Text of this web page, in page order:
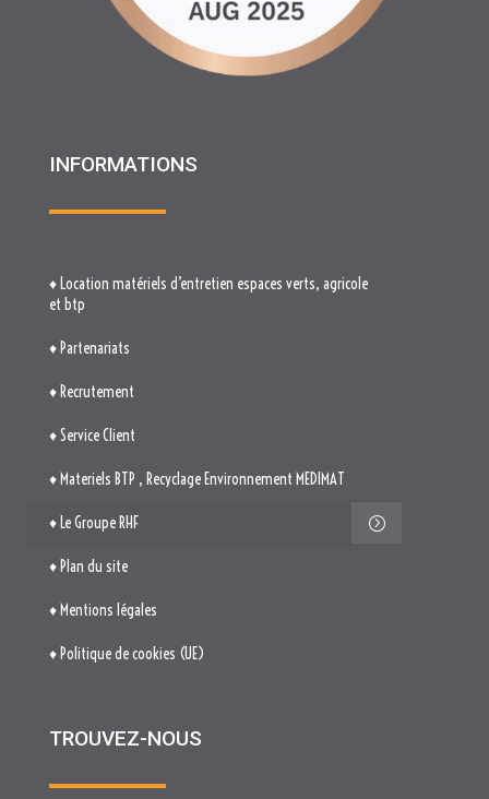
♦ Partenariats
♦ Recrutement
♦ Materiels BTP , Recyclage Environnement MEDIMAT
♦ Le Groupe RHF
♦ Plan du site
♦ Mentions légales
♦ Politique de cookies (UE)
TROUVEZ-NOUS

514. Avenue Jean Monnet
